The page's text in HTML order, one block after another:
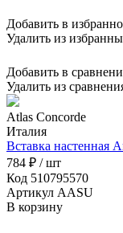
Добавить в
Удалить из
Добавить в
Удалить из
Atlas Concorde
Италия
Вставка настенная
784 ₽ / шт
Код 510795570
Артикул AASU
В корзину